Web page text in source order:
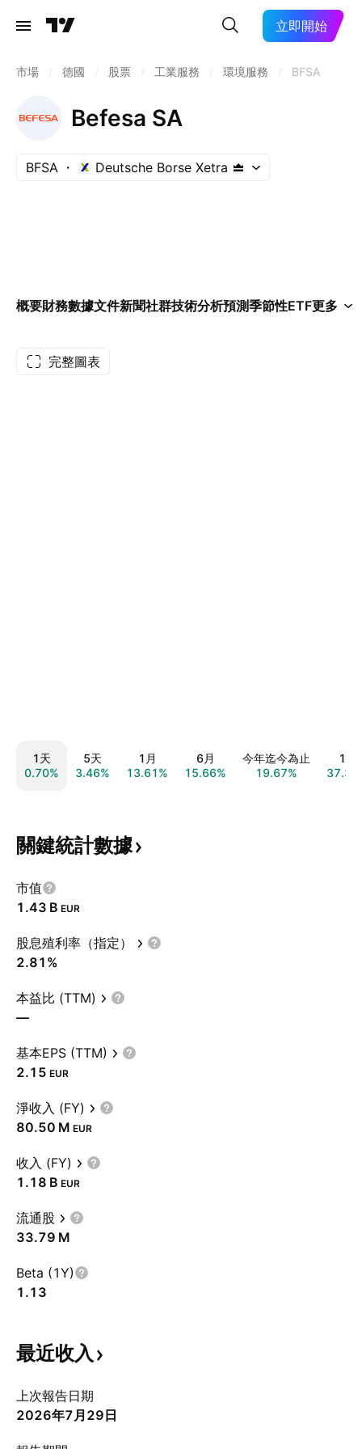
立即開始
市場 德國 股票 工業服務 環境服務 BFSA
Befesa SA
BFSA Deutsche Borse Xetra
概要財務數據文件新聞社群技術分析預測季節性ETF更多
完整圖表
1天
0.70%
5天
3.46%
1月
13.61%
6月
15.66%
今年迄今為止
19.67%
1年
關鍵統計數據
市值
‪1.43 B‬ EUR
股息殖利率（指定）
2.81%
本益比 (TTM)
—
基本EPS (TTM)
2.15 EUR
淨收入 (FY)
‪80.50 M‬ EUR
收入 (FY)
‪1.18 B‬ EUR
流通股
‪33.79 M‬
Beta (1Y)
1.13
最近收入
上次報告日期
2026年7月29日